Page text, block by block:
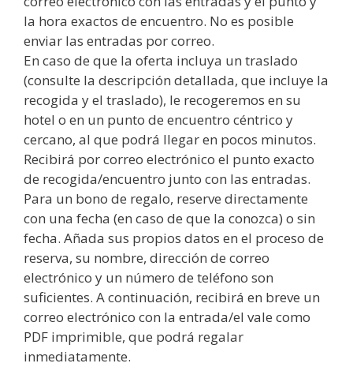
la hora exactos de encuentro. No es posible
enviar las entradas por correo.
En caso de que la oferta incluya un traslado
(consulte la descripción detallada, que incluye la
recogida y el traslado), le recogeremos en su
hotel o en un punto de encuentro céntrico y
cercano, al que podrá llegar en pocos minutos.
Recibirá por correo electrónico el punto exacto
de recogida/encuentro junto con las entradas.
Para un bono de regalo, reserve directamente
con una fecha (en caso de que la conozca) o sin
fecha. Añada sus propios datos en el proceso de
reserva, su nombre, dirección de correo
electrónico y un número de teléfono son
suficientes. A continuación, recibirá en breve un
correo electrónico con la entrada/el vale como
PDF imprimible, que podrá regalar
inmediatamente.